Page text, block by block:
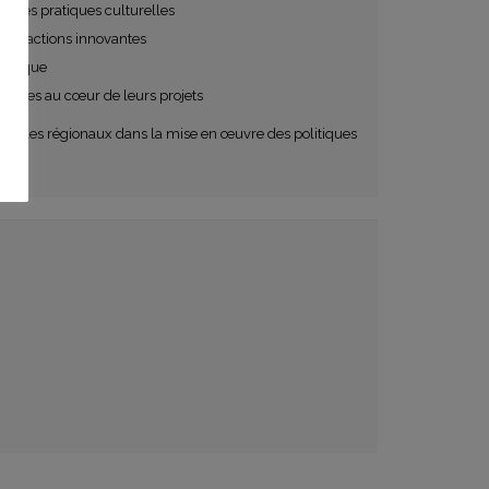
des pratiques culturelles
actions innovantes
au cœur de leurs projets
pôles régionaux dans la mise en œuvre des politiques